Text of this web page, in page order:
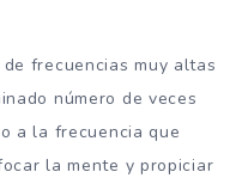
frecuencias muy altas
número de veces
a la frecuencia que
la mente y propiciar